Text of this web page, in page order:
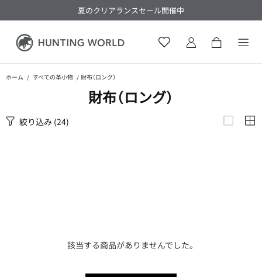
夏のクリアランスセール開催中
ホーム すべての革小物 財布（ロング）
財布​（ロング）
絞り込み (24)
該当する商品がありませんでした。